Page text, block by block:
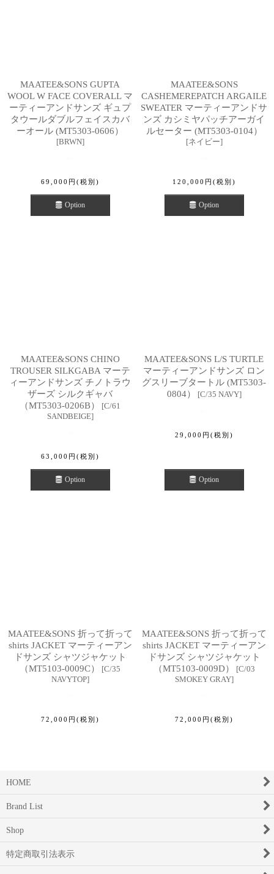
MAATEE&SONS GUPTA
WOOL W FACE COVERALL マ
ーティーアンドサンズ ギュプ
タウールダブルフェイスカバ
ーオール (MT5303-0606）
[BRWN]
69,000 円 (税別)
Option
MAATEE&SONS
CASHEMEREPATCH ARGAILE
SWEATER マーティーアンドサ
ンズ カシミヤパッチアーガイ
ルセーター (MT5303-0104）
[ネイビー]
120,000 円 (税別)
Option
MAATEE&SONS CHINO
TROUSER SILKGABA マーテ
ィーアンドサンズ チノトラウ
ザーズ シルクギャバ
（MT5303-0206B）
[C/61
SANDBEIGE]
63,000 円 (税別)
Option
MAATEE&SONS L/S TURTLE
マーティーアンドサンズ ロン
グスリーブタートル (MT5303-
0804）
[C/35 NAVY]
29,000 円 (税別)
Option
MAATEE&SONS 折って折って
shirts JACKET マーティーアン
ドサンズ シャツジャケット
（MT5103-0009C）
[C/35
NAVYTOP]
72,000 円 (税別)
MAATEE&SONS 折って折って
shirts JACKET マーティーアン
ドサンズ シャツジャケット
（MT5103-0009D）
[C/03
SMOKEY GRAY]
72,000 円 (税別)
HOME
Brand List
Shop
特定商取引法表示